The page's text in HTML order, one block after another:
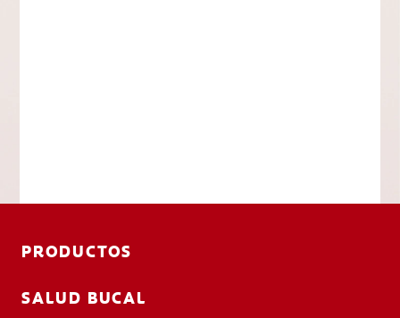
PRODUCTOS
SALUD BUCAL